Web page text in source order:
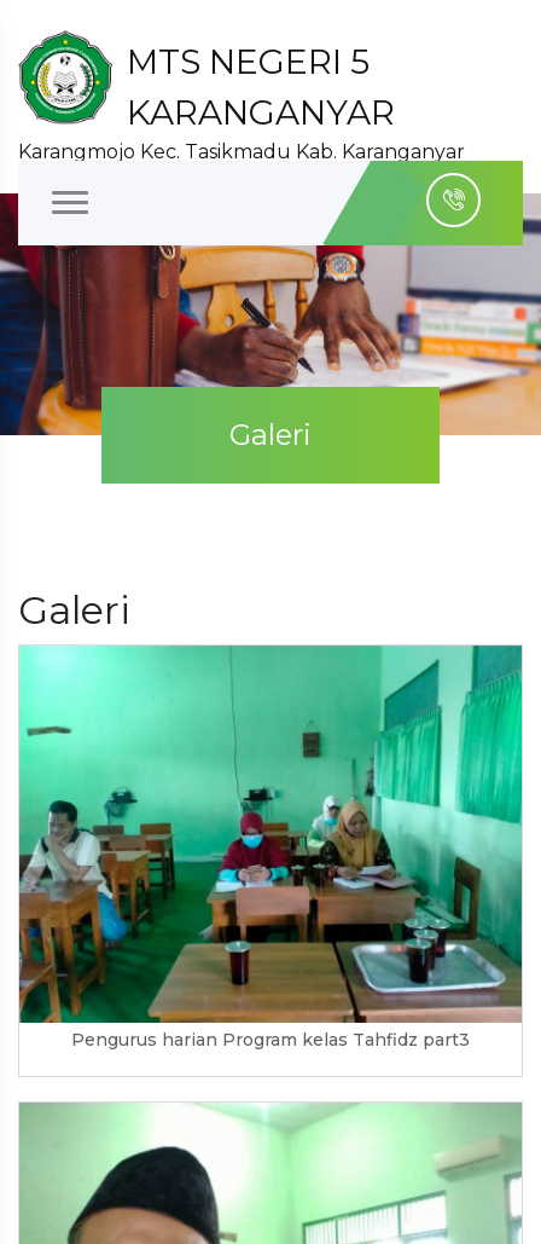
MTS NEGERI 5
KARANGANYAR
Karangmojo Kec. Tasikmadu Kab. Karanganyar
Galeri
Galeri
Pengurus harian Program kelas Tahfidz part3